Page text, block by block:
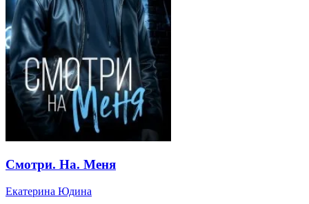
Смотри. На. Меня
Екатерина Юдина